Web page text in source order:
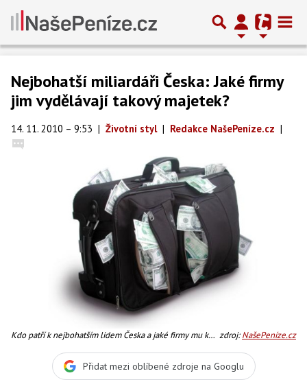
Nejbohatší miliardáři Česka: Jaké firmy
jim vydělávají takový majetek?
14. 11. 2010 – 9:53 | Životní styl | Redakce NašePeníze.cz |
Kdo patří k nejbohatším lidem Česka a jaké firmy mu k
zdroj:NašePeníze.cz
Přidat mezi oblíbené zdroje na Googlu